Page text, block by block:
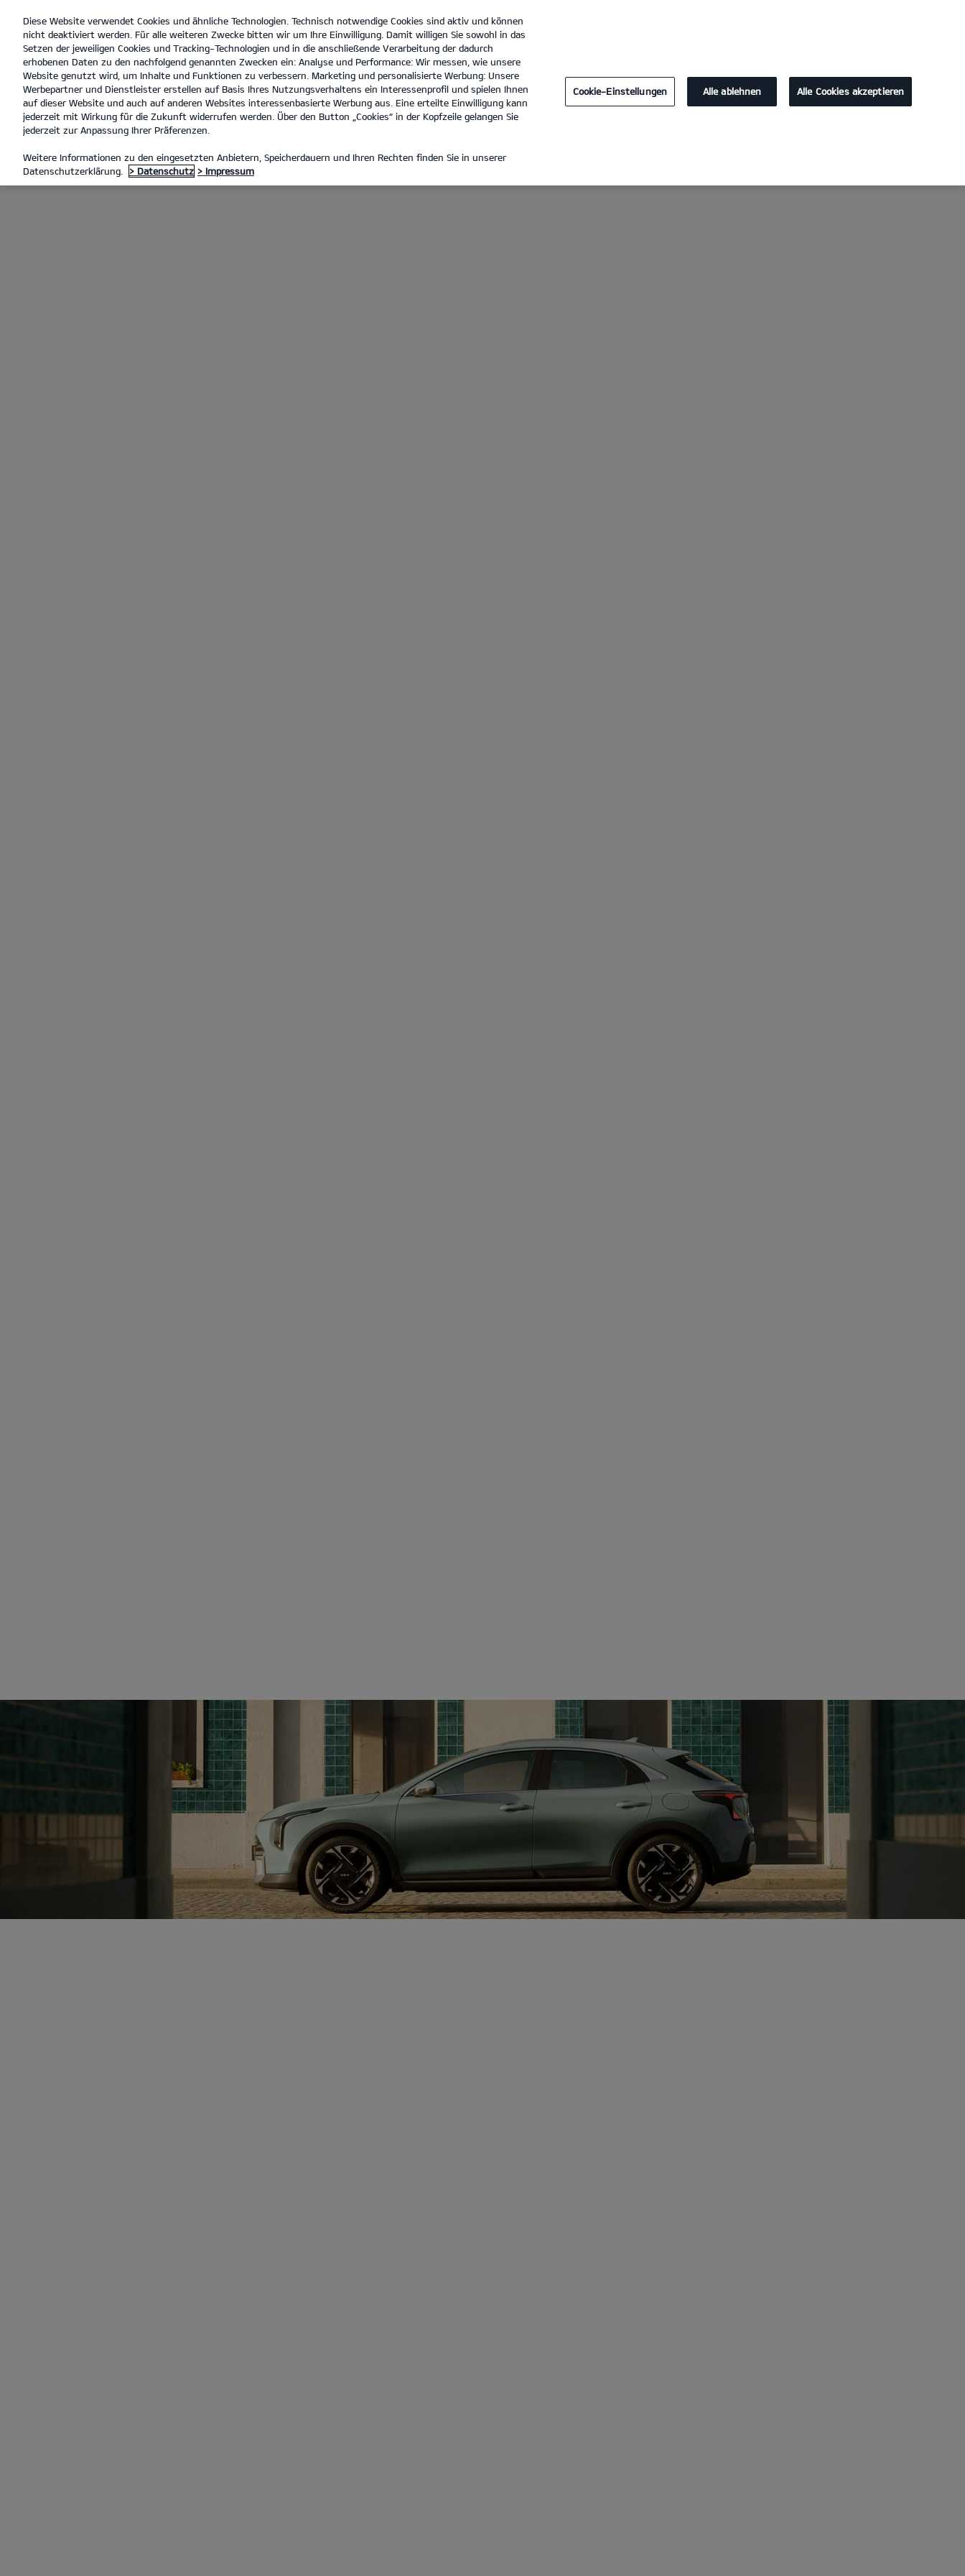
open
menu
Autohaus Raab GmbH Tel. :
Der neue Kia XCeed Entdecken
MODELLE
Diese Website verwendet Cookies und ähnliche Technologien. Technisch notwendige Cookies sind aktiv und können
nicht deaktiviert werden. Für alle weiteren Zwecke bitten wir um Ihre Einwilligung. Damit willigen Sie sowohl in das
Setzen der jeweiligen Cookies und Tracking-Technologien und in die anschließende Verarbeitung der dadurch
erhobenen Daten zu den nachfolgend genannten Zwecken ein: Analyse und Performance: Wir messen, wie unsere
Website genutzt wird, um Inhalte und Funktionen zu verbessern. Marketing und personalisierte Werbung: Unsere
Werbepartner und Dienstleister erstellen auf Basis Ihres Nutzungsverhaltens ein Interessenprofil und spielen Ihnen
auf dieser Website und auch auf anderen Websites interessenbasierte Werbung aus. Eine erteilte Einwilligung kann
jederzeit mit Wirkung für die Zukunft widerrufen werden. Über den Button „Cookies“ in der Kopfzeile gelangen Sie
jederzeit zur Anpassung Ihrer Präferenzen.
Weitere Informationen zu den eingesetzten Anbietern, Speicherdauern und Ihren Rechten finden Sie in unserer
Datenschutzerklärung.
> Datenschutz > Impressum
Cookie-Einstellungen Alle ablehnen Alle Cookies akzeptieren